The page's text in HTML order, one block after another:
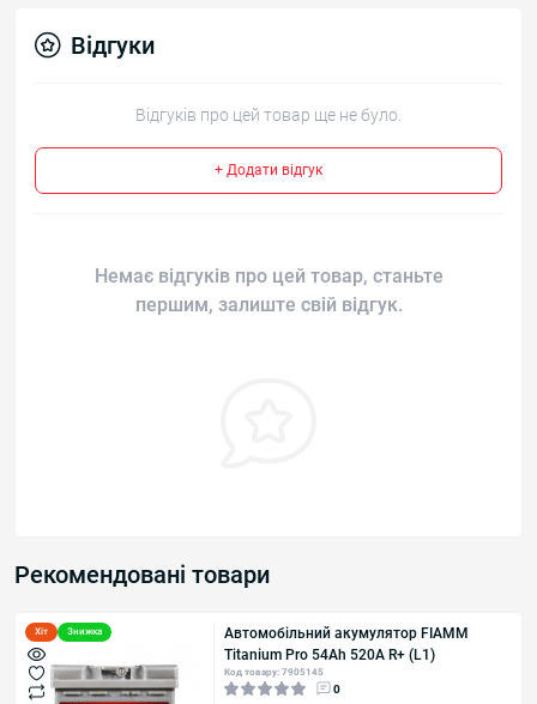
Відгуки
Відгуків про цей товар ще не було.
+ Додати відгук
Немає відгуків про цей товар, станьте
першим, залиште свій відгук.
Рекомендовані товари
Хіт Знижка
Автомобільний акумулятор FIAMM
Titanium Pro 54Аh 520А R+ (L1)
Код товару: 7905145
0